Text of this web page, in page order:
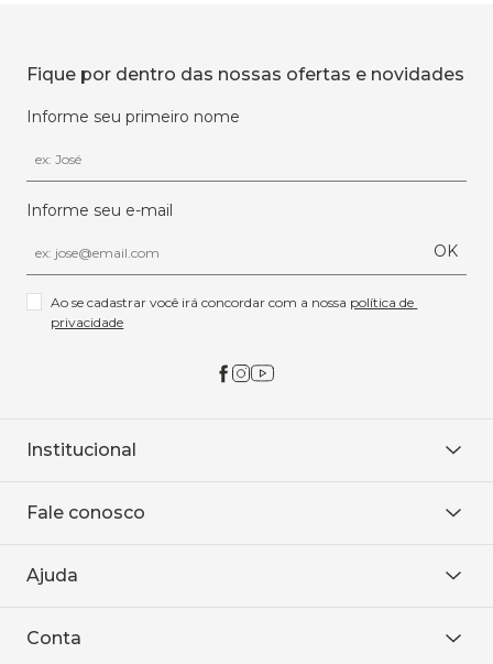
Fique por dentro das nossas ofertas e novidades
Informe seu primeiro nome
Informe seu e-mail
OK
Ao se cadastrar você irá concordar com a nossa política de
privacidade
Institucional
Onde encontrar
Baixe o APP
Fale conosco
WhatsApp
Ajuda
Política de entrega
Conta